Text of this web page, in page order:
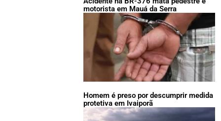
motorista em Mauá da Serra
Homem é preso por descumprir medida
protetiva em Ivaiporã